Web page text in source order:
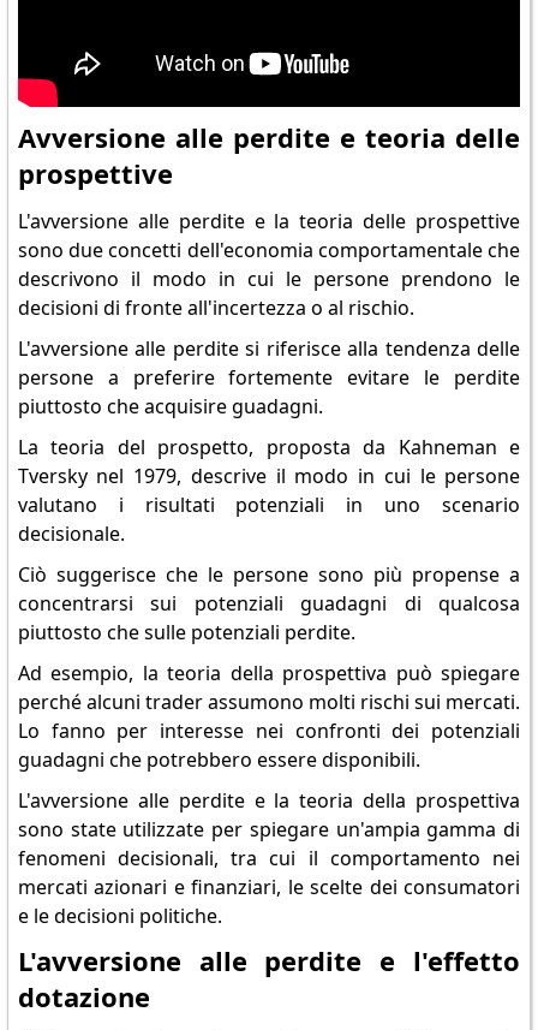
Avversione alle perdite e teoria delle
prospettive
L'avversione alle perdite e la teoria delle prospettive
sono due concetti dell'economia comportamentale che
descrivono il modo in cui le persone prendono le
decisioni di fronte all'incertezza o al rischio.
L'avversione alle perdite si riferisce alla tendenza delle
persone a preferire fortemente evitare le perdite
piuttosto che acquisire guadagni.
La teoria del prospetto, proposta da Kahneman e
Tversky nel 1979, descrive il modo in cui le persone
valutano i risultati potenziali in uno scenario
decisionale.
Ciò suggerisce che le persone sono più propense a
concentrarsi sui potenziali guadagni di qualcosa
piuttosto che sulle potenziali perdite.
Ad esempio, la teoria della prospettiva può spiegare
perché alcuni trader assumono molti rischi sui mercati.
Lo fanno per interesse nei confronti dei potenziali
guadagni che potrebbero essere disponibili.
L'avversione alle perdite e la teoria della prospettiva
sono state utilizzate per spiegare un'ampia gamma di
fenomeni decisionali, tra cui il comportamento nei
mercati azionari e finanziari, le scelte dei consumatori
e le decisioni politiche.
L'avversione alle perdite e l'effetto
dotazione